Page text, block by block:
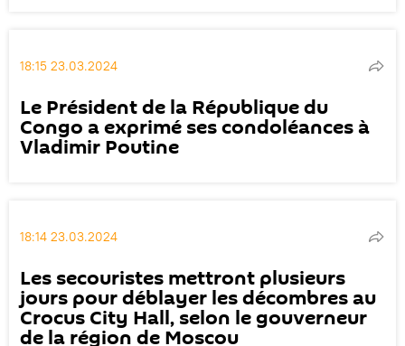
18:15 23.03.2024
Le Président de la République du
Congo a exprimé ses condoléances à
Vladimir Poutine
18:14 23.03.2024
Les secouristes mettront plusieurs
jours pour déblayer les décombres au
Crocus City Hall, selon le gouverneur
de la région de Moscou